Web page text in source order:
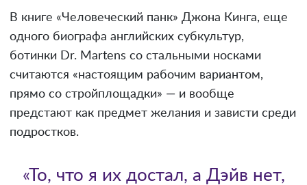
В книге «Человеческий панк» Джона Кинга, еще
одного биографа английских субкультур,
ботинки Dr. Martens со стальными носками
считаются «настоящим рабочим вариантом,
прямо со стройплощадки» — и вообще
предстают как предмет желания и зависти среди
подростков.
«То, что я их достал, а Дэйв нет,